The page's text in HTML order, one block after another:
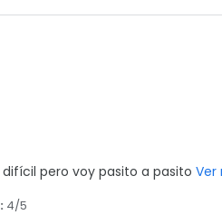
pero voy pasito a pasito Ver
4/5